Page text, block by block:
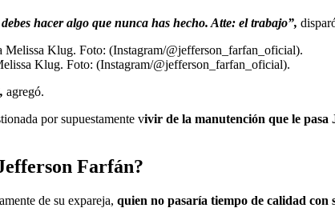
hacer algo que nunca has hecho. Atte: el trabajo”,
Klug. Foto: (Instagram/@jefferson_farfan_oficial).
agregó.
por supuestamente vivir de la manutención que le
Farfán?
de su expareja, quien no pasaría tiempo de calidad con